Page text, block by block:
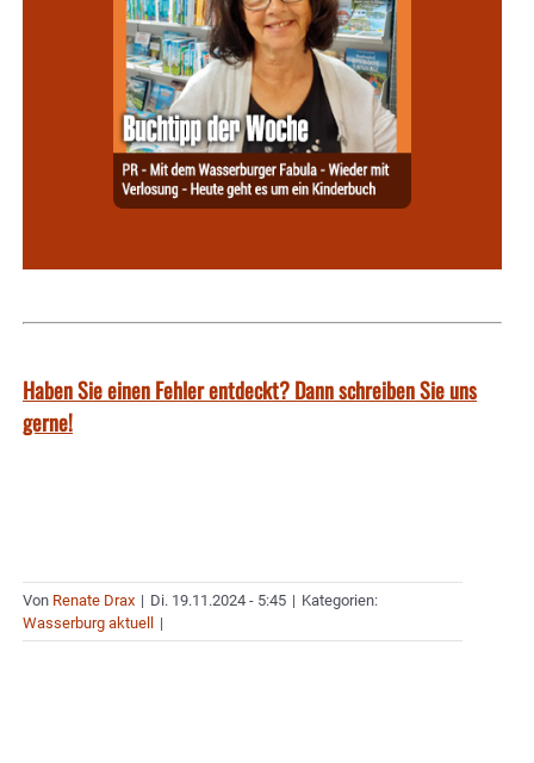
Haben Sie einen Fehler entdeckt? Dann schreiben Sie uns
gerne!
Von Renate Drax | Di. 19.11.2024 - 5:45 | Kategorien:
Wasserburg aktuell
|